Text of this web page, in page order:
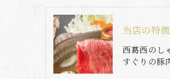
当店の特徴
西葛西のし
すぐりの豚